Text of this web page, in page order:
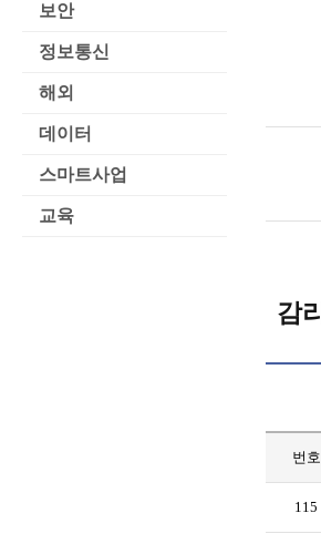
보안
정보통신
해외
데이터
스마트사업
교육
감리
번호
115